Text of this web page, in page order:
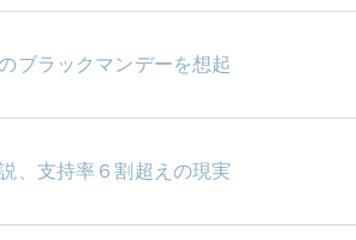
ブラックマンデーを想起
、支持率６割超えの現実